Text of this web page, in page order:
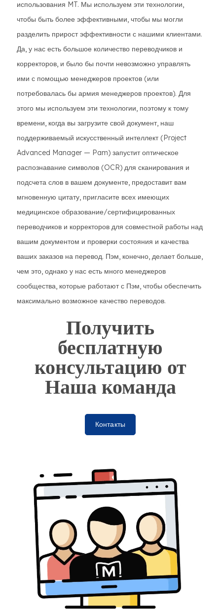
использования MT. Мы используем эти технологии,
чтобы быть более эффективными, чтобы мы могли
разделить прирост эффективности с нашими клиентами.
Да, у нас есть большое количество переводчиков и
корректоров, и было бы почти невозможно управлять
ими с помощью менеджеров проектов (или
потребовалась бы армия менеджеров проектов). Для
этого мы используем эти технологии, поэтому к тому
времени, когда вы загрузите свой документ, наш
поддерживаемый искусственный интеллект (Project
Advanced Manager — Pam) запустит оптическое
распознавание символов (OCR) для сканирования и
подсчета слов в вашем документе, предоставит вам
мгновенную цитату, пригласите всех имеющих
медицинское образование/сертифицированных
переводчиков и корректоров для совместной работы над
вашим документом и проверки состояния и качества
ваших заказов на перевод. Пэм, конечно, делает больше,
чем это, однако у нас есть много менеджеров
сообщества, которые работают с Пэм, чтобы обеспечить
максимально возможное качество переводов.
Получить
бесплатную
консультацию от
Наша команда
Контакты